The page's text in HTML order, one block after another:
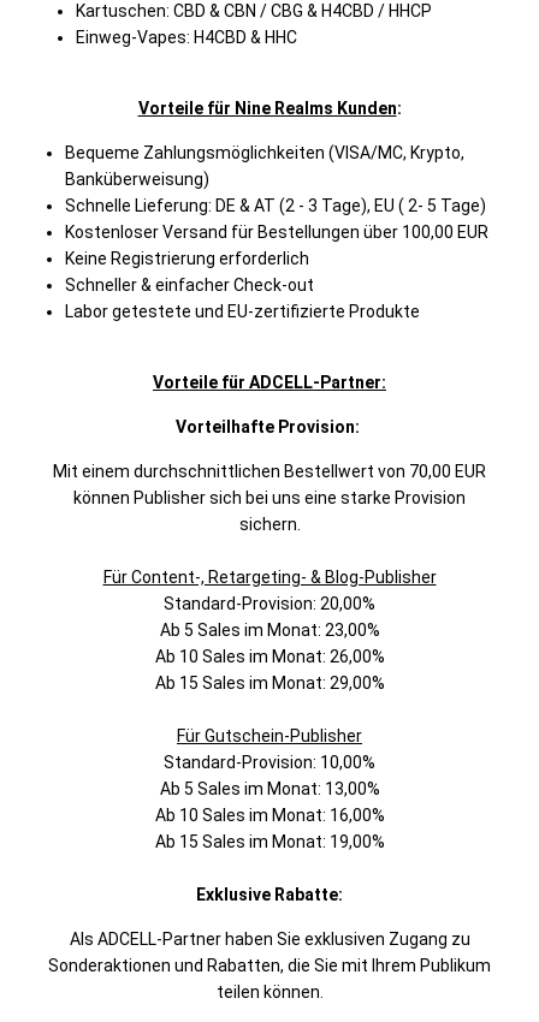
Kartuschen: CBD & CBN / CBG & H4CBD / HHCP
Einweg-Vapes: H4CBD & HHC
Vorteile für Nine Realms Kunden:
Bequeme Zahlungsmöglichkeiten (VISA/MC, Krypto,
Banküberweisung)
Schnelle Lieferung: DE & AT (2 - 3 Tage), EU ( 2- 5 Tage)
Kostenloser Versand für Bestellungen über 100,00 EUR
Keine Registrierung erforderlich
Schneller & einfacher Check-out
Labor getestete und EU-zertifizierte Produkte
Vorteile für ADCELL-Partner:
Vorteilhafte Provision:
Mit einem durchschnittlichen Bestellwert von 70,00 EUR
können Publisher sich bei uns eine starke Provision
sichern.
Für Content-, Retargeting- & Blog-Publisher
Standard-Provision: 20,00%
Ab 5 Sales im Monat: 23,00%
Ab 10 Sales im Monat: 26,00%
Ab 15 Sales im Monat: 29,00%
Für Gutschein-Publisher
Standard-Provision: 10,00%
Ab 5 Sales im Monat: 13,00%
Ab 10 Sales im Monat: 16,00%
Ab 15 Sales im Monat: 19,00%
Exklusive Rabatte:
Als ADCELL-Partner haben Sie exklusiven Zugang zu
Sonderaktionen und Rabatten, die Sie mit Ihrem Publikum
teilen können.